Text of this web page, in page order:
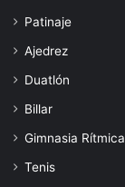
Patinaje
Ajedrez
Duatlón
Billar
Gimnasia Rítmica
Tenis